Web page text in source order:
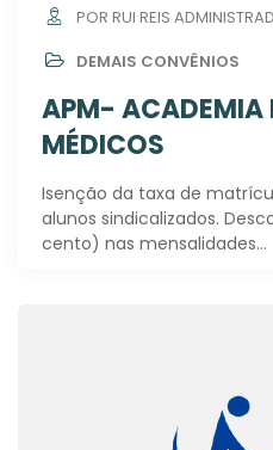
POR RUI REIS
DEMAIS CONVÊNIOS
APM- ACADEMIA
MÉDICOS
Isenção da taxa de
alunos sindicalizados.
cento) nas mensalidades…